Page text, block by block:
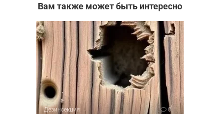
Вам также может быть интересно
Дезинсекция 0